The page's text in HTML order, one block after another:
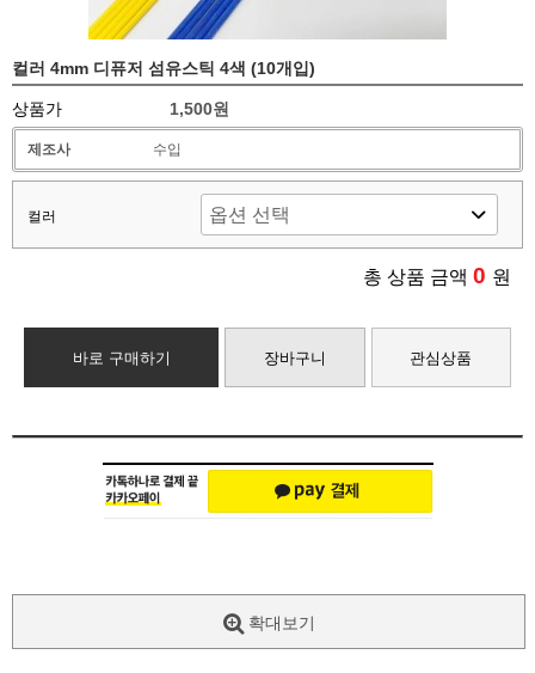
컬러 4mm 디퓨저 섬유스틱 4색 (10개입)
상품가 1,500원
제조사 수입
컬러
총 상품 금액 0 원
바로 구매하기 장바구니 관심상품
확대보기